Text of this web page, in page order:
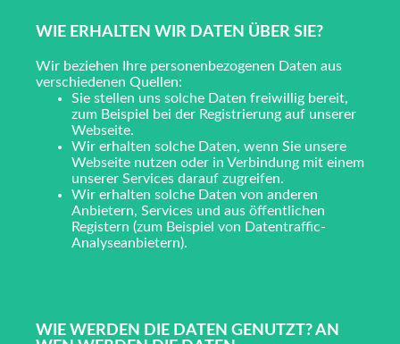
WIE ERHALTEN WIR DATEN ÜBER SIE?
Wir beziehen Ihre personenbezogenen Daten aus
verschiedenen Quellen:
Sie stellen uns solche Daten freiwillig bereit,
zum Beispiel bei der Registrierung auf unserer
Webseite.
Wir erhalten solche Daten, wenn Sie unsere
Webseite nutzen oder in Verbindung mit einem
unserer Services darauf zugreifen.
Wir erhalten solche Daten von anderen
Anbietern, Services und aus öffentlichen
Registern (zum Beispiel von Datentraffic-
Analyseanbietern).
WIE WERDEN DIE DATEN GENUTZT? AN